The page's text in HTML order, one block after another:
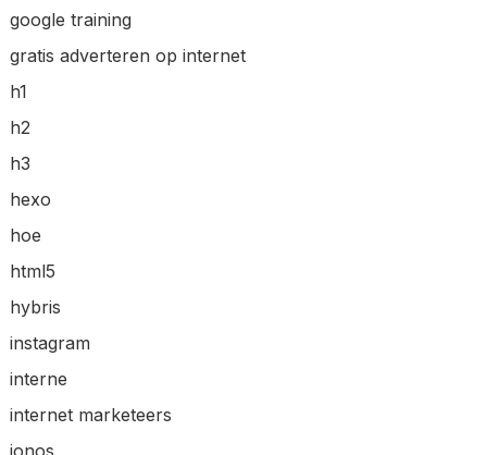
google training
gratis adverteren op internet
h1
h2
h3
hexo
hoe
html5
hybris
instagram
interne
internet marketeers
ionos